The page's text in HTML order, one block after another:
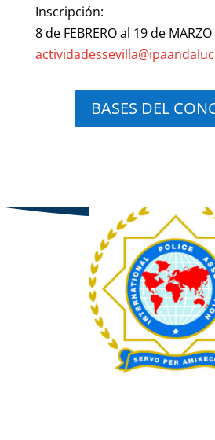
Inscripción:
8 de FEBRERO al 19 de MARZO
BASES DEL